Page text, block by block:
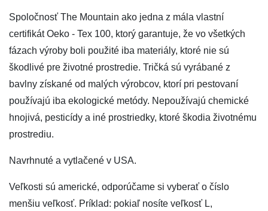
Spoločnosť The Mountain ako jedna z mála vlastní
certifikát Oeko - Tex 100, ktorý garantuje, že vo všetkých
fázach výroby boli použité iba materiály, ktoré nie sú
škodlivé pre životné prostredie. Tričká sú vyrábané z
bavlny získané od malých výrobcov, ktorí pri pestovaní
používajú iba ekologické metódy. Nepoužívajú chemické
hnojivá, pesticídy a iné prostriedky, ktoré škodia životnému
prostrediu.
Navrhnuté a vytlačené v USA.
Veľkosti sú americké, odporúčame si vyberať o číslo
menšiu veľkosť. Príklad: pokiaľ nosíte veľkosť L,